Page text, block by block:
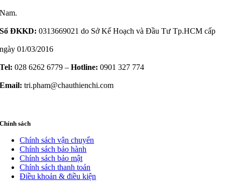
Nam.
Số ĐKKD: 0313669021 do Sở Kế Hoạch và Đầu Tư Tp.HCM cấp
ngày 01/03/2016
Tel: 028 6262 6779 –Hotline: 0901 327 774
Email: tri.pham@chauthienchi.com
Chính sách
Chính sách vận chuyển
Chính sách bảo hành
Chính sách bảo mật
Chính sách thanh toán
Điều khoản & điều kiện